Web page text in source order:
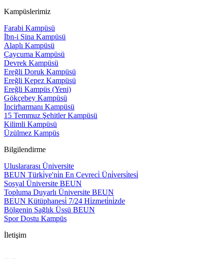
Kampüslerimiz
Farabi Kampüsü
İbn-i Sina Kampüsü
Alaplı Kampüsü
Çaycuma Kampüsü
Devrek Kampüsü
Ereğli Doruk Kampüsü
Ereğli Kepez Kampüsü
Ereğli Kampüs (Yeni)
Gökçebey Kampüsü
İncirharmanı Kampüsü
15 Temmuz Şehitler Kampüsü
Kilimli Kampüsü
Üzülmez Kampüs
Bilgilendirme
Uluslararası Üniversite
BEUN Türki̇ye'ni̇n En Çevreci̇ Üni̇versi̇tesi̇
Sosyal Üniversite BEUN
Topluma Duyarlı Üniversite BEUN
BEUN Kütüphanesi̇ 7/24 Hi̇zmeti̇ni̇zde
Bölgenin Sağlık Üssü BEUN
Spor Dostu Kampüs
İletişim